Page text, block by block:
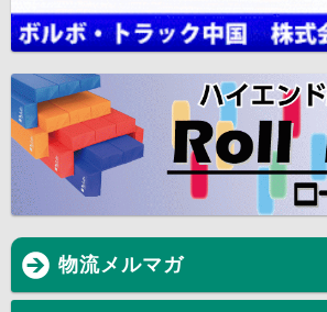
物流メルマガ